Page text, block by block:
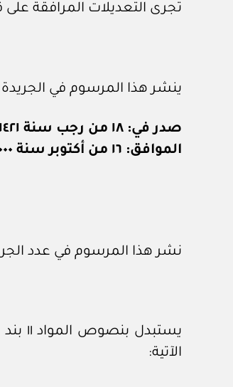
تجرى التعديلات المرافقة
ينشر هذا المرسوم في
صدر في: ١٨ من رجب سنة ١٤٢١هـ
الموافق: ١٦ من أكتوبر سنة ٢٠٠٠م
نشر هذا المرسوم في عدد الجريدة الرسمية رقم
الآتية: